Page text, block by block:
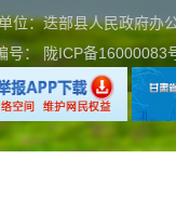
位：迭部县人民政府
号： 陇ICP备16000083